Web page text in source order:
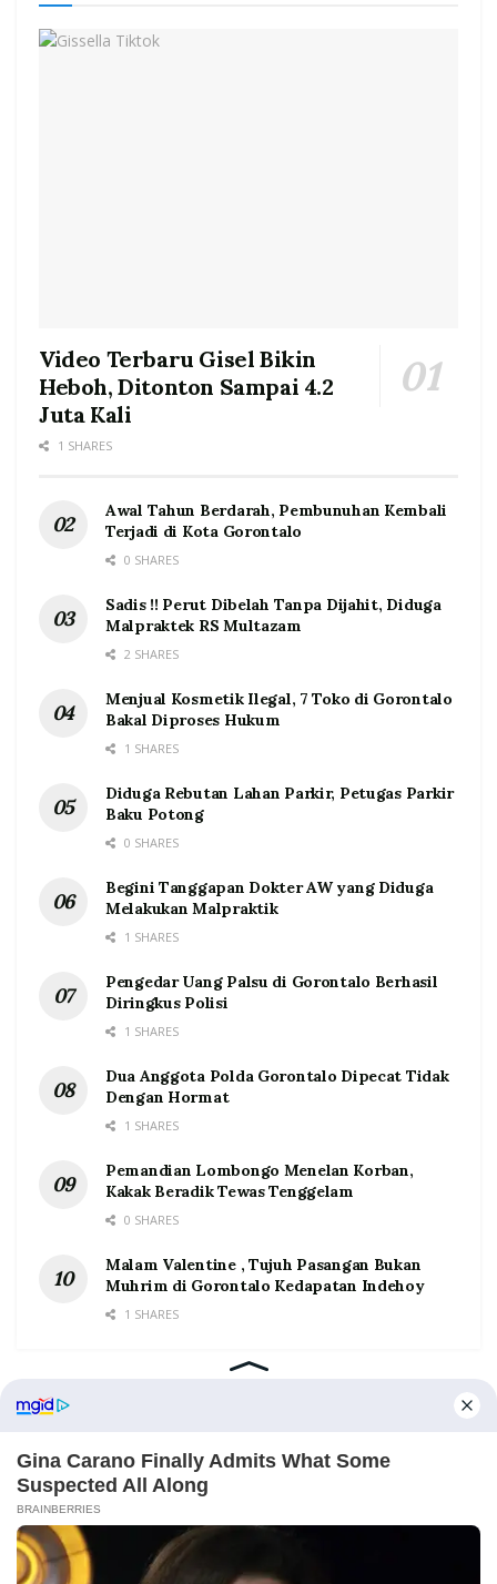
Video Terbaru Gisel Bikin
Heboh, Ditonton Sampai 4.2
Juta Kali
1 SHARES
Awal Tahun Berdarah, Pembunuhan Kembali
Terjadi di Kota Gorontalo
0 SHARES
Sadis !! Perut Dibelah Tanpa Dijahit, Diduga
Malpraktek RS Multazam
2 SHARES
Menjual Kosmetik Ilegal, 7 Toko di Gorontalo
Bakal Diproses Hukum
1 SHARES
Diduga Rebutan Lahan Parkir, Petugas Parkir
Baku Potong
0 SHARES
Begini Tanggapan Dokter AW yang Diduga
Melakukan Malpraktik
1 SHARES
Pengedar Uang Palsu di Gorontalo Berhasil
Diringkus Polisi
1 SHARES
Dua Anggota Polda Gorontalo Dipecat Tidak
Dengan Hormat
1 SHARES
Pemandian Lombongo Menelan Korban,
Kakak Beradik Tewas Tenggelam
0 SHARES
Malam Valentine , Tujuh Pasangan Bukan
Muhrim di Gorontalo Kedapatan Indehoy
1 SHARES
Home Tentang Kontak Redaksi Pedoman Media Siber